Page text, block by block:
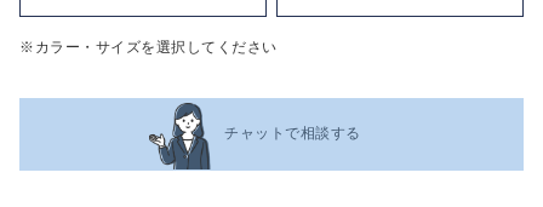
※カラー・サイズを選択してください
チャットで相談する